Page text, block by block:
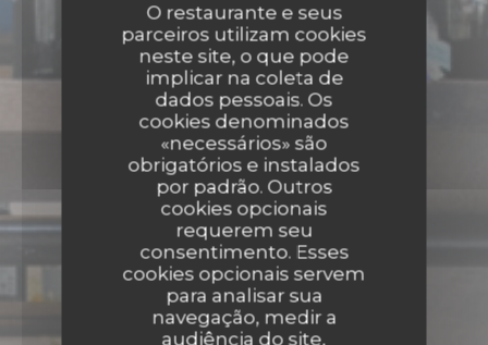
O restaurante e seus
parceiros utilizam cookies
neste site, o que pode
implicar na coleta de
dados pessoais. Os
cookies denominados
«necessários» são
obrigatórios e instalados
por padrão. Outros
cookies opcionais
requerem seu
consentimento. Esses
cookies opcionais servem
para analisar sua
navegação, medir a
audiência do site,